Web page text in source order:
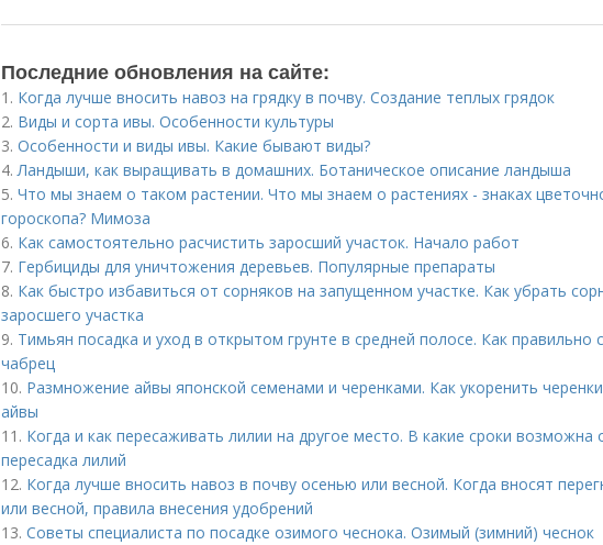
Последние обновления на сайте:
1. Когда лучше вносить навоз на грядку в почву. Создание теплых грядок
2. Виды и сорта ивы. Особенности культуры
3. Особенности и виды ивы. Какие бывают виды?
4.Ландыши, как выращивать в домашних. Ботаническое описание ландыша
5. Что мы знаем о таком растении. Что мы знаем о растениях - знаках
гороскопа? Мимоза
6. Как самостоятельно расчистить заросший участок. Начало работ
7. Гербициды для уничтожения деревьев. Популярные препараты
8. Как быстро избавиться от сорняков на запущенном участке. Как убрать
заросшего участка
9. Тимьян посадка и уход в открытом грунте в средней полосе. Как правильно
чабрец
10. Размножение айвы японской семенами и черенками. Как укоренить
айвы
11. Когда и как пересаживать лилии на другое место. В какие сроки возможна
пересадка лилий
12. Когда лучше вносить навоз в почву осенью или весной. Когда вносят
или весной, правила внесения удобрений
13. Советы специалиста по посадке озимого чеснока. Озимый (зимний) чеснок